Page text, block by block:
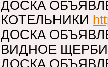
ДОСКА
КОТЕЛЬНИКИ
ДОСКА
ВИДНОЕ
ДОСКА